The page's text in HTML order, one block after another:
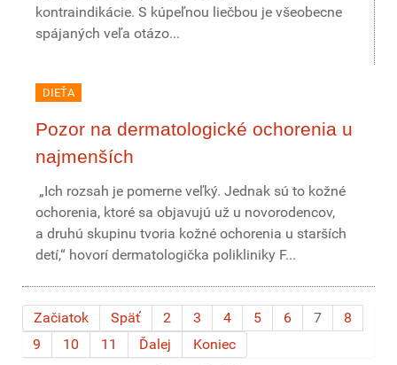
kontraindikácie. S kúpeľnou liečbou je všeobecne
spájaných veľa otázo...
DIEŤA
Pozor na dermatologické ochorenia u
najmenších
„Ich rozsah je pomerne veľký. Jednak sú to kožné
ochorenia, ktoré sa objavujú už u novorodencov,
a druhú skupinu tvoria kožné ochorenia u starších
detí,“ hovorí dermatologička polikliniky F...
Začiatok Späť 2 3 4 5 6 7
8
9
10 11 Ďalej
Koniec